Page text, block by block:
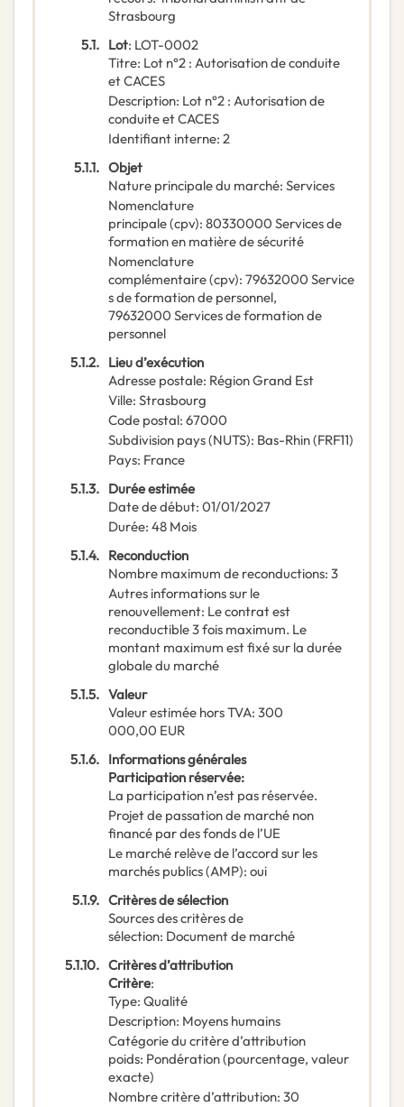
Strasbourg
5.1. Lot: LOT-0002
Titre: Lot n°2 : Autorisation de conduite
et CACES
Description: Lot n°2 : Autorisation de
conduite et CACES
Identifiant interne: 2
5.1.1. Objet
Nature principale du marché: Services
Nomenclature
principale(cpv): 80330000 Services de
formation en matière de sécurité
Nomenclature
complémentaire(cpv): 79632000 Service
s de formation de personnel,
79632000 Services de formation de
personnel
5.1.2. Lieu d’exécution
Adresse postale: Région Grand Est
Ville: Strasbourg
Code postal: 67000
Subdivision pays (NUTS): Bas-Rhin(FRF11)
Pays: France
5.1.3. Durée estimée
Date de début: 01/01/2027
Durée: 48 Mois
5.1.4. Reconduction
Nombre maximum de reconductions: 3
Autres informations sur le
renouvellement: Le contrat est
reconductible 3 fois maximum. Le
montant maximum est fixé sur la durée
globale du marché
5.1.5. Valeur
Valeur estimée hors TVA: 300
000,00 EUR
5.1.6. Informations générales
Participation réservée:
La participation n’est pas réservée.
Projet de passation de marché non
financé par des fonds de l’UE
Le marché relève de l’accord sur les
marchés publics (AMP): oui
5.1.9. Critères de sélection
Sources des critères de
sélection: Document de marché
5.1.10. Critères d’attribution
Critère:
Type: Qualité
Description: Moyens humains
Catégorie du critère d’attribution
poids: Pondération (pourcentage, valeur
exacte)
Nombre critère d’attribution: 30